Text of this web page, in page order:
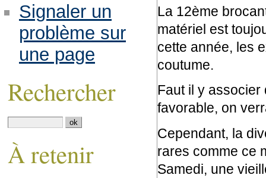
La 12ème
matériel est
cette année, les
coutume.
Faut il y associer
favorable, on
Cependant, la
rares comme ce
Samedi, une
Signaler un
problème sur
une page
Rechercher
À retenir